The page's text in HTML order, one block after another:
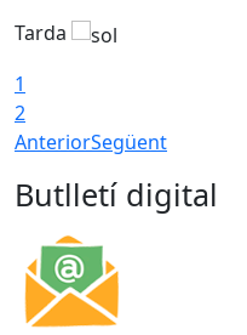
Tarda
1
2
AnteriorSegüent
Butlletí digital